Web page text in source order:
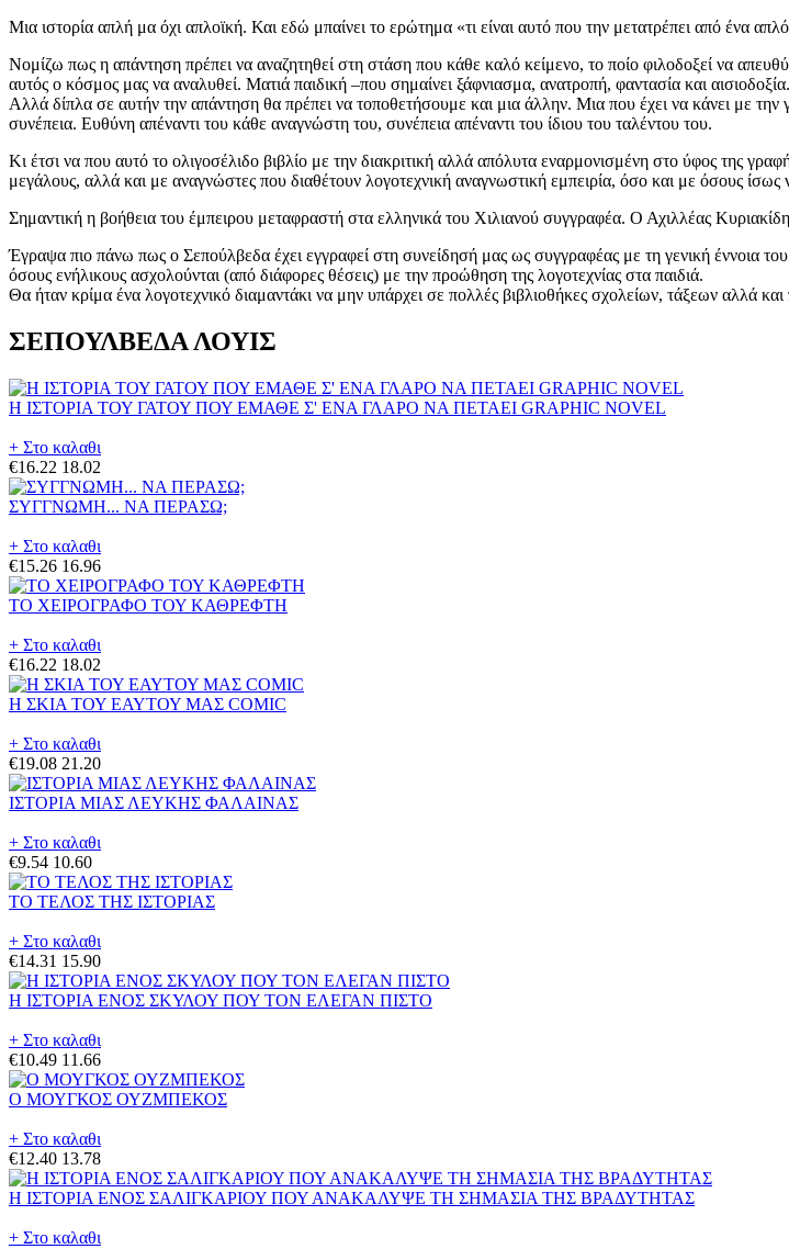
Μια ιστορία απλή μα όχι απλοϊκή. Και εδώ μπαίνει το ερώτημα «τι είναι αυτό που την μετατρέπει από ένα
Νομίζω πως η απάντηση πρέπει να αναζητηθεί στη στάση που κάθε καλό κείμενο, το ποίο φιλοδοξεί να
αυτός ο κόσμος μας να αναλυθεί. Ματιά παιδική –που σημαίνει ξάφνιασμα, ανατροπή, φαντασία και αισιοδοξία.
Αλλά δίπλα σε αυτήν την απάντηση θα πρέπει να τοποθετήσουμε και μια άλλην. Μια που έχει να κάνει με την
συνέπεια. Ευθύνη απέναντι του κάθε αναγνώστη του, συνέπεια απέναντι του ίδιου του ταλέντου του.
Κι έτσι να που αυτό το ολιγοσέλιδο βιβλίο με την διακριτική αλλά απόλυτα εναρμονισμένη στο ύφος της
μεγάλους, αλλά και με αναγνώστες που διαθέτουν λογοτεχνική αναγνωστική εμπειρία, όσο και με όσους ίσως
Σημαντική η βοήθεια του έμπειρου μεταφραστή στα ελληνικά του Χιλιανού συγγραφέα. Ο Αχιλλέας
Έγραψα πιο πάνω πως ο Σεπούλβεδα έχει εγγραφεί στη συνείδησή μας ως συγγραφέας με τη γενική έννοια
όσους ενήλικους ασχολούνται (από διάφορες θέσεις) με την προώθηση της λογοτεχνίας στα παιδιά.
Θα ήταν κρίμα ένα λογοτεχνικό διαμαντάκι να μην υπάρχει σε πολλές βιβλιοθήκες σχολείων, τάξεων αλλά
ΣΕΠΟΥΛΒΕΔΑ ΛΟΥΙΣ
Η ΙΣΤΟΡΙΑ ΤΟΥ ΓΑΤΟΥ ΠΟΥ ΕΜΑΘΕ Σ' ΕΝΑ ΓΛΑΡΟ ΝΑ ΠΕΤΑΕΙ GRAPHIC NOVEL
+ Στο καλαθι
€16.22 18.02
ΣΥΓΓΝΩΜΗ... ΝΑ ΠΕΡΑΣΩ;
+ Στο καλαθι
€15.26 16.96
ΤΟ ΧΕΙΡΟΓΡΑΦΟ ΤΟΥ ΚΑΘΡΕΦΤΗ
+ Στο καλαθι
€16.22 18.02
Η ΣΚΙΑ ΤΟΥ ΕΑΥΤΟΥ ΜΑΣ COMIC
+ Στο καλαθι
€19.08 21.20
ΙΣΤΟΡΙΑ ΜΙΑΣ ΛΕΥΚΗΣ ΦΑΛΑΙΝΑΣ
+ Στο καλαθι
€9.54 10.60
ΤΟ ΤΕΛΟΣ ΤΗΣ ΙΣΤΟΡΙΑΣ
+ Στο καλαθι
€14.31 15.90
Η ΙΣΤΟΡΙΑ ΕΝΟΣ ΣΚΥΛΟΥ ΠΟΥ ΤΟΝ ΕΛΕΓΑΝ ΠΙΣΤΟ
+ Στο καλαθι
€10.49 11.66
Ο ΜΟΥΓΚΟΣ ΟΥΖΜΠΕΚΟΣ
+ Στο καλαθι
€12.40 13.78
Η ΙΣΤΟΡΙΑ ΕΝΟΣ ΣΑΛΙΓΚΑΡΙΟΥ ΠΟΥ ΑΝΑΚΑΛΥΨΕ ΤΗ ΣΗΜΑΣΙΑ ΤΗΣ ΒΡΑΔΥΤΗΤΑΣ
+ Στο καλαθι